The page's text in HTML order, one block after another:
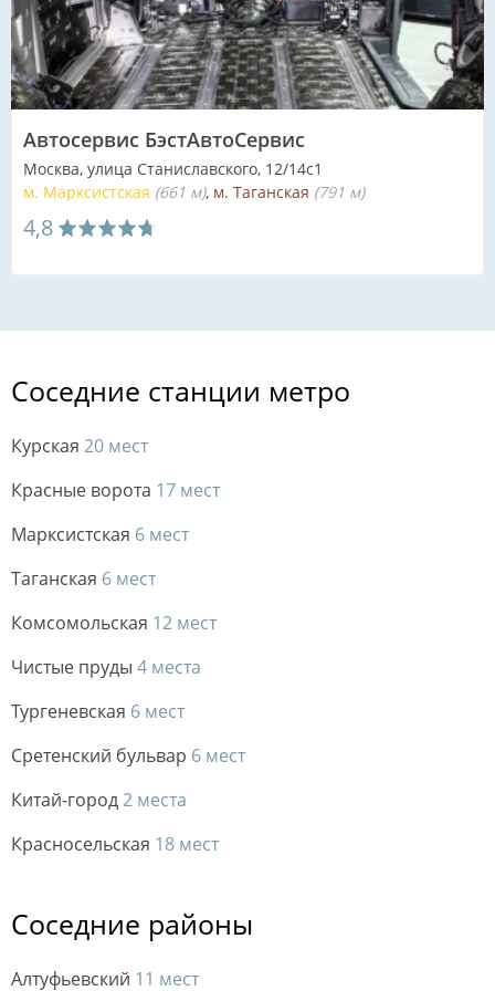
Автосервис БэстАвтоСервис
Москва, улица Станиславского, 12/14с1
м. Марксистская (661 м) м. Таганская (791 м)
4,8
Соседние станции метро
Курская 20 мест
Красные ворота 17 мест
Марксистская 6 мест
Таганская 6 мест
Комсомольская 12 мест
Чистые пруды 4 места
Тургеневская 6 мест
Сретенский бульвар 6 мест
Китай-город 2 места
Красносельская 18 мест
Соседние районы
Алтуфьевский 11 мест